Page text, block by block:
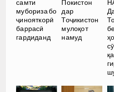
самти
мубориза бо
ҷинояткорӣ
баррасӣ
гардиданд
Покистон
дар
Тоҷикистон
мулоқот
намуд